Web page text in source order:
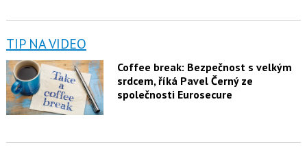
TIP NA VIDEO
Coffee break: Bezpečnost s velkým
srdcem, říká Pavel Černý ze
společnosti Eurosecure